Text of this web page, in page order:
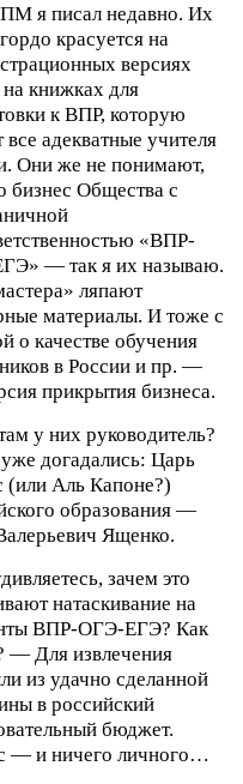
я писал недавно. Их
красуется на
версиях
книжках для
к ВПР, которую
все адекватные учителя
Они же не понимают,
бизнес Общества с
«ВПР-
— так я их называю.
ляпают
материалы. И тоже с
о качестве обучения
в России и пр. —
прикрытия бизнеса.
у них руководитель?
догадались: Царь
(или Аль Капоне?)
образования —
Ященко.
зачем это
натаскивание на
ВПР-ОГЭ-ЕГЭ? Как
— Для извлечения
из удачно сделанной
в российский
бюджет.
— и ничего личного…